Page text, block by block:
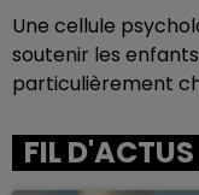
Une cellule
soutenir les
particulièrement
FIL D'ACTUS